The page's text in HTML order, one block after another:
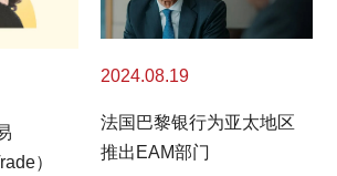
）
2024.08.19
法国巴黎银行为亚太地区
推出EAM部门